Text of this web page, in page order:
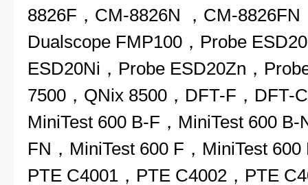
8826F，CM-8826N ，CM-
Dualscope FMP100，Probe
ESD20Ni，Probe ESD20Zn，
7500，QNix 8500，DFT-F，DFT-
MiniTest 600 B-F，MiniTest 600 B-
FN，MiniTest 600 F，MiniTest
PTE C4001，PTE C4002，PTE